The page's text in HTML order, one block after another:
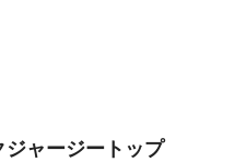
ャージートップ